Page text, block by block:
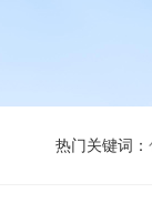
热门关键词：